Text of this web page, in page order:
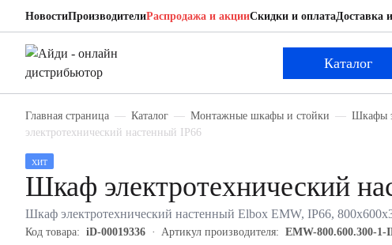
НовостиПроизводителиРаспродажа и акцииСкидки и оплатаДоставка
Каталог
Главная страница Каталог Монтажные шкафы и стойки Шкафы
электротехнический настенный IP66
ХИТ
Шкаф электротехнический
Шкаф электротехнический настенный Elbox EMW, IP66,
Код товара: iD-00019336 Артикул производителя: EMW-800.600.300-1-
Elbox EMW-800.600.300-1-IP66
Шкаф электротехнический настенный